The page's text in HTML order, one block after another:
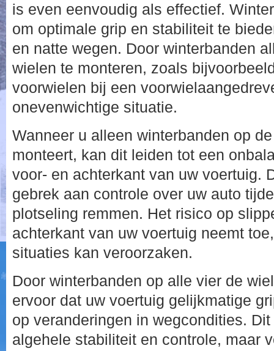
is even eenvoudig als effectief.
om optimale grip en stabiliteit te
en natte wegen. Door winterbanden
wielen te monteren, zoals
voorwielen bij een
onevenwichtige situatie.
Wanneer u alleen winterbanden op
monteert, kan dit leiden tot een
voor- en achterkant van uw voertuig.
gebrek aan controle over uw auto
plotseling remmen. Het risico op
achterkant van uw voertuig neemt
situaties kan veroorzaken.
Door winterbanden op alle vier de
ervoor dat uw voertuig gelijkmatige
op veranderingen in wegcondities.
algehele stabiliteit en controle, maar